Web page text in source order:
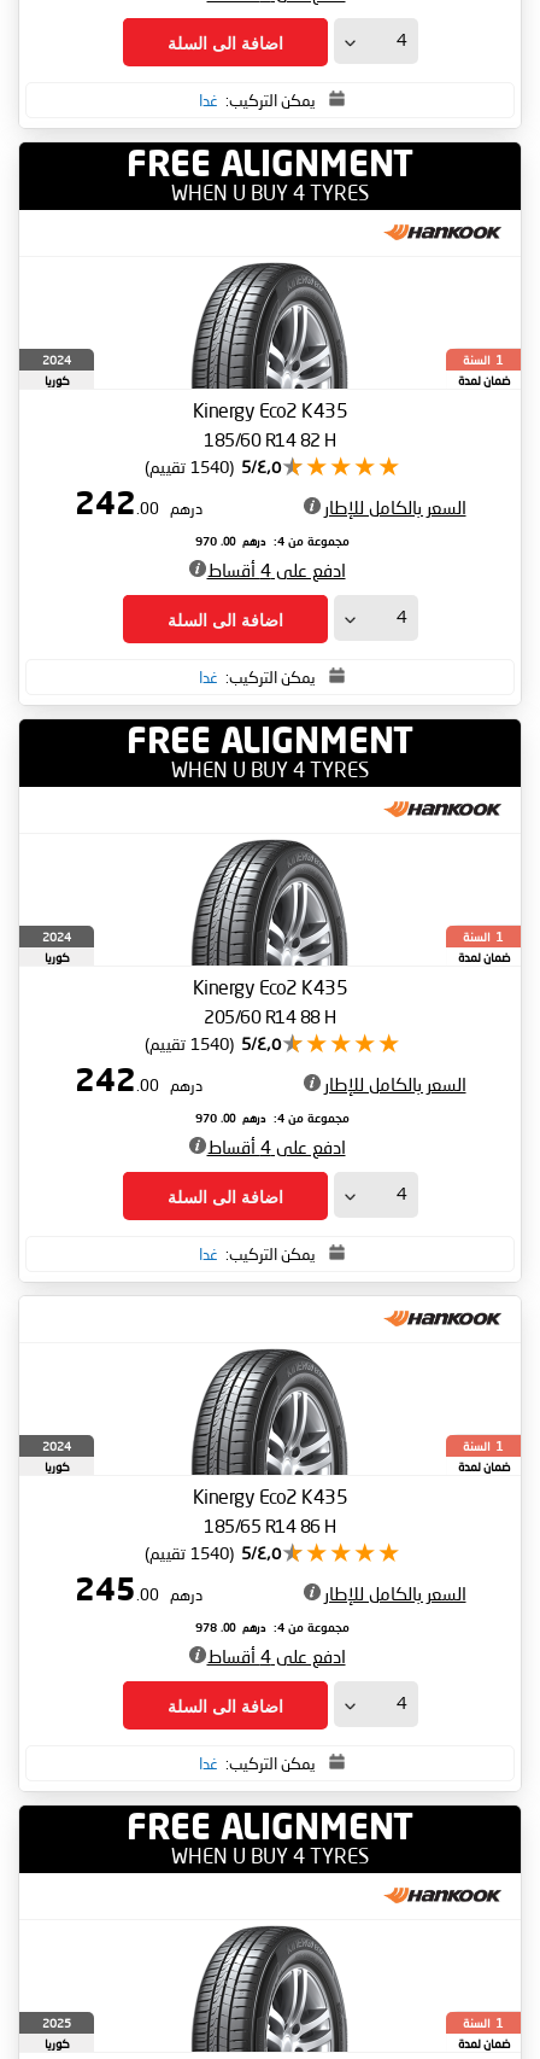
اضافة الى السلة
يمكن التركيب: غدا
FREE ALIGNMENT
WHEN U BUY 4 TYRES
1 السنة
ضمان لمدة
2024
كوريا
Kinergy Eco2 K435
185/60 R14 82 H
٤٫٥/5 (1540 تقييم)
السعر بالكامل للإطار درهم 242
.00
مجموعة من 4: درهم 970
.00
ادفع على 4 أقساط
اضافة الى السلة
يمكن التركيب: غدا
FREE ALIGNMENT
WHEN U BUY 4 TYRES
1 السنة
ضمان لمدة
2024
كوريا
Kinergy Eco2 K435
205/60 R14 88 H
٤٫٥/5 (1540 تقييم)
السعر بالكامل للإطار درهم 242
.00
مجموعة من 4: درهم 970
.00
ادفع على 4 أقساط
اضافة الى السلة
يمكن التركيب: غدا
1 السنة
ضمان لمدة
2024
كوريا
Kinergy Eco2 K435
185/65 R14 86 H
٤٫٥/5 (1540 تقييم)
السعر بالكامل للإطار درهم 245
.00
مجموعة من 4: درهم 978
.00
ادفع على 4 أقساط
اضافة الى السلة
يمكن التركيب: غدا
FREE ALIGNMENT
WHEN U BUY 4 TYRES
1 السنة
ضمان لمدة
2025
كوريا